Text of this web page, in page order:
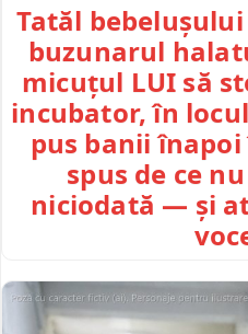
Tatăl
buzunarul
micuțul LUI să
incubator, în
pus banii
spus de ce
niciodată — și